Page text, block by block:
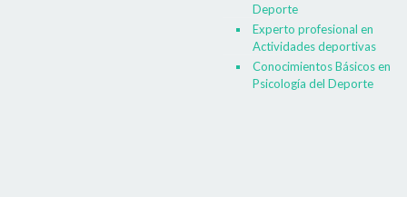
Deporte
Experto profesional en
Actividades deportivas
Conocimientos Básicos en
Psicología del Deporte